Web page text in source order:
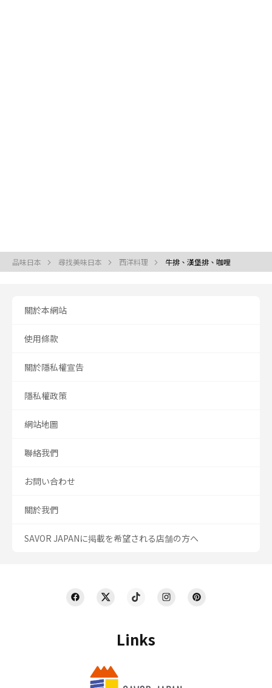
品味日本 尋找美味日本 西洋料理 牛排、漢堡排、咖哩
Links
關於本網站
使用條款
關於隱私權宣告
隱私權政策
網站地圖
聯絡我們
お問い合わせ
關於我們
SAVOR JAPANに掲載を希望される店舗の方へ